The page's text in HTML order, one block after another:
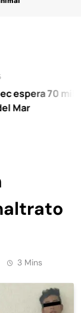
70 mil
3 Mins